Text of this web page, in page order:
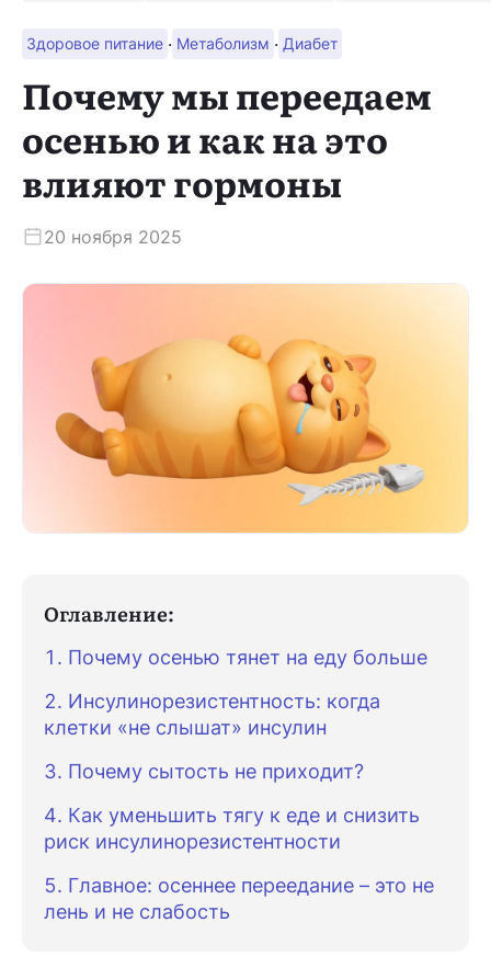
Здоровое питание · Метаболизм · Диабет
Почему мы переедаем
осенью и как на это
влияют гормоны
20 ноября 2025
Оглавление:
Почему осенью тянет на еду больше
Инсулинорезистентность: когда
клетки «не слышат» инсулин
Почему сытость не приходит?
Как уменьшить тягу к еде и снизить
риск инсулинорезистентности
Главное: осеннее переедание – это не
лень и не слабость
Скачать приложение